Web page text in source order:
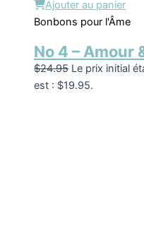
Ajouter au panier
Bonbons pour l'Âme
No 4 – Amour
$24.95 Le prix initial
est : $19.95.